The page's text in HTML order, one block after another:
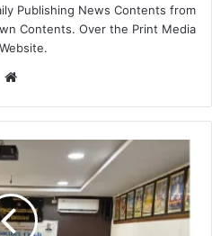
Publishing News Contents from
Contents. Over the Print Media
Website